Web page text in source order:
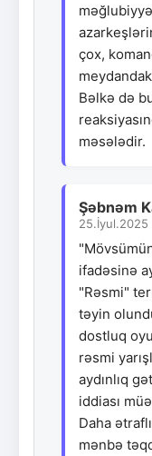
çox,
Bəlkə də
məsələdir.
Şəbnəm
25.İyul.2025
ifadəsinə
"Rəsmi"
təyin
dostluq
rəsmi
aydınlıq
iddiası
Daha
mənbə